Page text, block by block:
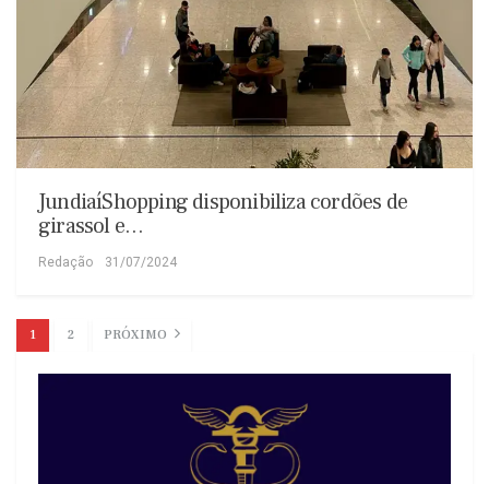
JundiaíShopping disponibiliza cordões de
girassol e…
Redação 31/07/2024
1 2 PRÓXIMO